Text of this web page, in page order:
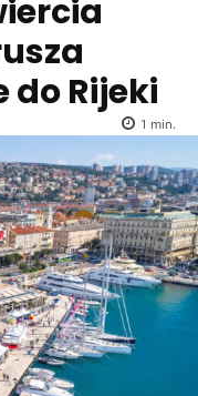
do Rijeki
1 min.